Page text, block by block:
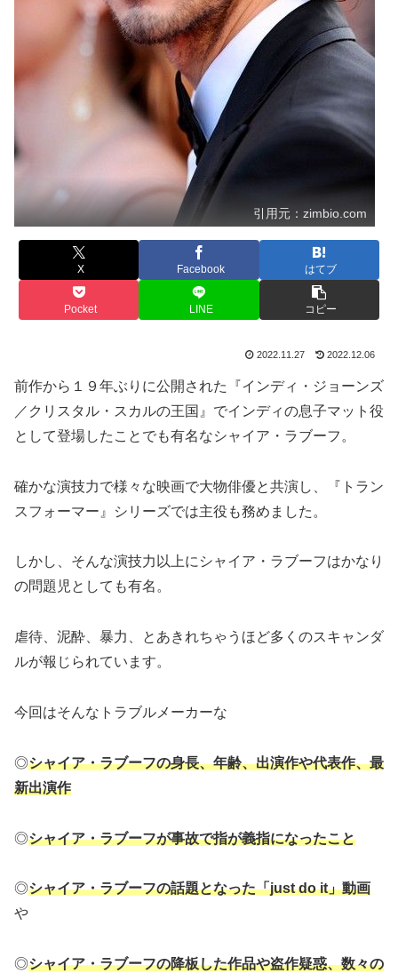
引用元：zimbio.com
X Facebook はてブ
Pocket LINE コピー
2022.11.27 2022.12.06
前作から１９年ぶりに公開された『インディ・ジョーンズ
／クリスタル・スカルの王国』でインディの息子マット役
として登場したことでも有名なシャイア・ラブーフ。
確かな演技力で様々な映画で大物俳優と共演し、『トラン
スフォーマー』シリーズでは主役も務めました。
しかし、そんな演技力以上にシャイア・ラブーフはかなり
の問題児としても有名。
虐待、泥酔、暴力、とあきれちゃうほど多くのスキャンダ
ルが報じられています。
今回はそんなトラブルメーカーな
◎シャイア・ラブーフの身長、年齢、出演作や代表作、最
新出演作
◎シャイア・ラブーフが事故で指が義指になったこと
◎シャイア・ラブーフの話題となった「just do it」動画
や
◎シャイア・ラブーフの降板した作品や盗作疑惑、数々の